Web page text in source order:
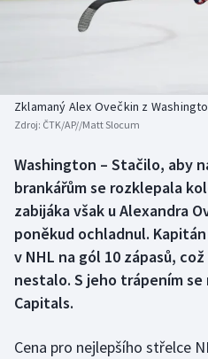
Basketbal
Boby a skeleton
Box
Curling
Florbal
Historické návraty
AZ kvíz
Zklamaný Alex Ovečkin z
Zdroj: ČTK/AP//Matt Slocum
Washington – Stačilo, aby
brankářům se rozklepala
zabijáka však u Alexandra
poněkud ochladnul.
v NHL na gól 10 zápasů,
nestalo. S jeho trápením
Capitals.
Cena pro nejlepšího střelce